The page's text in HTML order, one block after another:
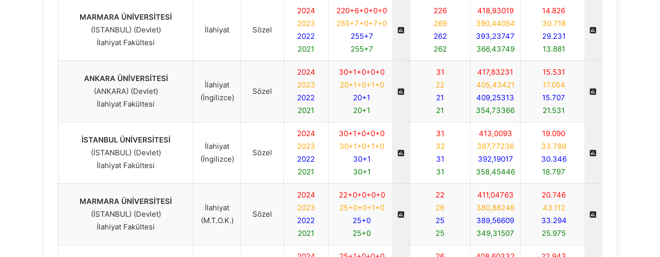
MARMARA ÜNİVERSİTESİ
(İSTANBUL) (Devlet)
İlahiyat Fakültesi
İlahiyat Sözel
2024
2023
2022
2021
220+6+0+0+0
255+7+0+7+0
255+7
255+7
226
269
262
262
418,93019
390,44054
393,23747
366,43749
14.826
30.718
29.231
13.881
ANKARA ÜNİVERSİTESİ
(ANKARA) (Devlet)
İlahiyat Fakültesi
İlahiyat
(İngilizce)
Sözel
2024
2023
2022
2021
30+1+0+0+0
20+1+0+1+0
20+1
20+1
31
22
21
21
417,83231
405,43421
409,25313
354,73366
15.531
17.054
15.707
21.531
İSTANBUL ÜNİVERSİTESİ
(İSTANBUL) (Devlet)
İlahiyat Fakültesi
İlahiyat
(İngilizce)
Sözel
2024
2023
2022
2021
30+1+0+0+0
30+1+0+1+0
30+1
30+1
31
32
31
31
413,0093
387,77236
392,19017
358,45446
19.090
33.789
30.346
18.797
MARMARA ÜNİVERSİTESİ
(İSTANBUL) (Devlet)
İlahiyat Fakültesi
İlahiyat
(M.T.O.K.)
Sözel
2024
2023
2022
2021
22+0+0+0+0
25+0+0+1+0
25+0
25+0
22
26
25
25
411,04763
380,88246
389,56609
349,31507
20.746
43.112
33.294
25.975